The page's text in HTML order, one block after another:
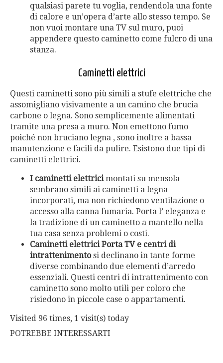
qualsiasi parete tu voglia, rendendola una fonte
di calore e un’opera d’arte allo stesso tempo. Se
non vuoi montare una TV sul muro, puoi
appendere questo caminetto come fulcro di una
stanza.
Caminetti elettrici
Questi caminetti sono più simili a stufe elettriche che
assomigliano visivamente a un camino che brucia
carbone o legna. Sono semplicemente alimentati
tramite una presa a muro. Non emettono fumo
poiché non bruciano legna , sono inoltre a bassa
manutenzione e facili da pulire. Esistono due tipi di
caminetti elettrici.
I caminetti elettricimontati su mensola
sembrano simili ai caminetti a legna
incorporati, ma non richiedono ventilazione o
accesso alla canna fumaria. Porta l’ eleganza e
la tradizione di un caminetto a mantello nella
tua casa senza problemi o costi.
Caminetti elettrici Porta TV e centri di
intrattenimentosi declinano in tante forme
diverse combinando due elementi d’arredo
essenziali. Questi centri di intrattenimento con
caminetto sono molto utili per coloro che
risiedono in piccole case o appartamenti.
Visited 96 times, 1 visit(s) today
POTREBBE INTERESSARTI